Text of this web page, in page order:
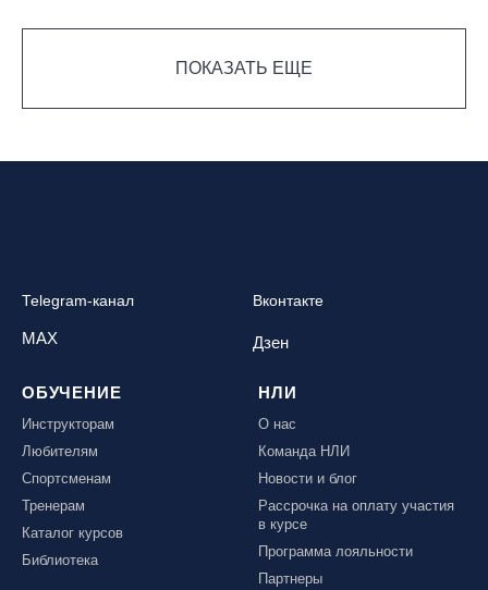
ПОКАЗАТЬ ЕЩЕ
Telegram-канал Вконтакте
MAX Дзен
ОБУЧЕНИЕ
Инструкторам
Любителям
Спортсменам
Тренерам
Каталог курсов
Библиотека
НЛИ
О нас
Команда НЛИ
Новости и блог
Рассрочка на оплату участия
в курсе
Программа лояльности
Партнеры